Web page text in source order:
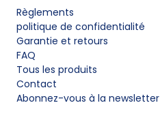
Règlements
politique de confidentialité
Garantie et retours
FAQ
Tous les produits
Contact
Abonnez-vous à la newsletter